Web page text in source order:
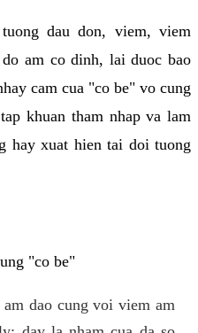
dau don, viem, viem
am co dinh, lai duoc bao
cam cua "co be" vo cung
khuan tham nhap va lam
hay xuat hien tai doi tuong
"co be"
dao cung voi viem am